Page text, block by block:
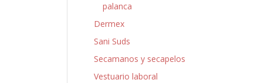
palanca
Dermex
Sani Suds
Secamanos y secapelos
Vestuario laboral